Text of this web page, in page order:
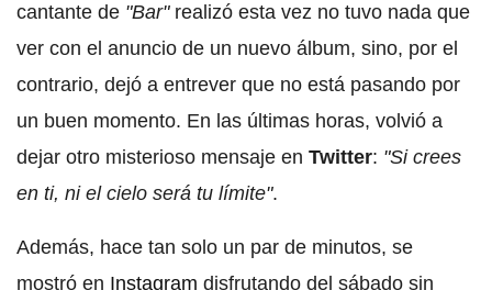
cantante de "Bar"realizó esta vez no tuvo nada que
ver con el anuncio de un nuevo álbum, sino, por el
contrario, dejó a entrever que no está pasando por
un buen momento. En las últimas horas, volvió a
dejar otro misterioso mensaje en Twitter: "Si crees
en ti, ni el cielo será tu límite".
Además, hace tan solo un par de minutos, se
mostró en Instagram disfrutando del sábado sin